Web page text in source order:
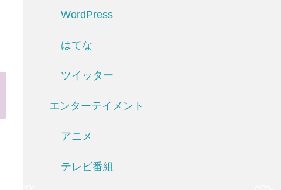
WordPress
はてな
ツイッター
エンターテイメント
アニメ
テレビ番組